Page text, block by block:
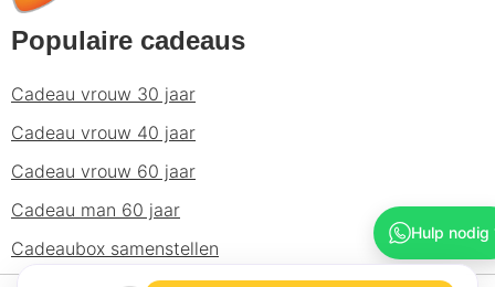
Hulp nodig
Populaire cadeaus
Cadeau vrouw 30 jaar
Cadeau vrouw 40 jaar
Cadeau vrouw 60 jaar
Cadeau man 60 jaar
Cadeaubox samenstellen